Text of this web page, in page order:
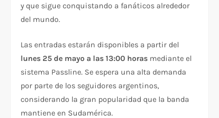
y que sigue conquistando a fanáticos alrededor
del mundo.
Las entradas estarán disponibles a partir del
lunes 25 de mayo a las 13:00 horas mediante el
sistema Passline. Se espera una alta demanda
por parte de los seguidores argentinos,
considerando la gran popularidad que la banda
mantiene en Sudamérica.